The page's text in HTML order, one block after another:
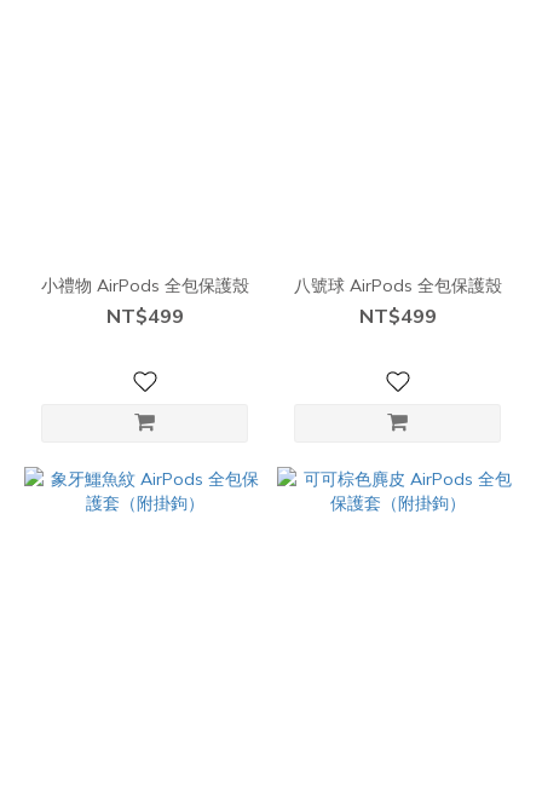
小禮物 AirPods 全包保護殼
NT$499
八號球 AirPods 全包保護殼
NT$499